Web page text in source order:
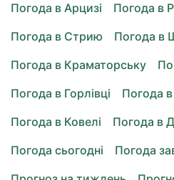
Погода в Арцизі
Погода в
Погода в Стрию
Погода в
Погода в Краматорську
Погода в Горлівці
Погода
Погода в Ковелі
Погода в
Погода сьогодні
Погода